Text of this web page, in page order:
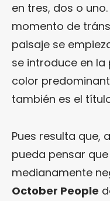
en tres, dos o
momento de
paisaje se
se introduce en
color
también es el
Pues resulta que,
pueda pensar
medianamente
October People